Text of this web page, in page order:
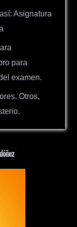
Asignatura
para
examen.
Otros,